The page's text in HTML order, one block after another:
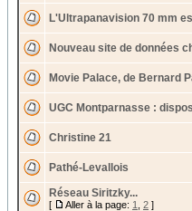
L'Ultrapanavision 70 mm
Nouveau site de données
Movie Palace, de Bernard
UGC Montparnasse :
Christine 21
Pathé-Levallois
Réseau Siritzky...
[ Aller à la page: 1 2 ]